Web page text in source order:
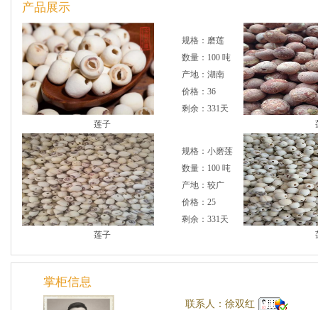
产品展示
莲子
规格：磨莲
数量：100 吨
产地：湖南
价格：36
剩余：331天
莲子
规格：小磨莲
数量：100 吨
产地：较广
价格：25
剩余：331天
掌柜信息
联系人：徐双红